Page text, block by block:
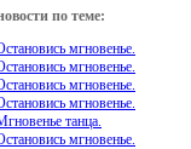
по теме:
мгновенье.
мгновенье.
мгновенье.
мгновенье.
танца.
мгновенье.